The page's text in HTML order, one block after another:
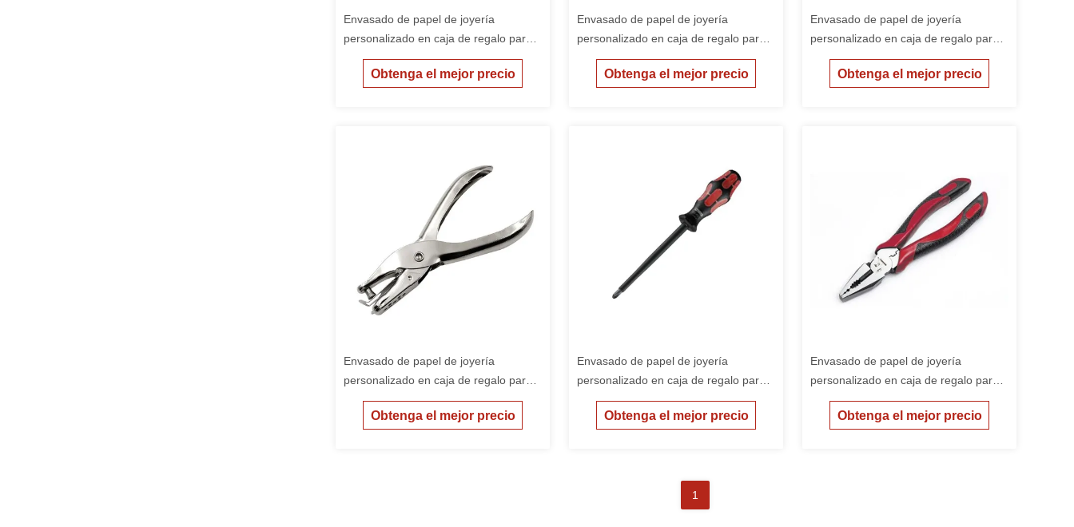
Envasado de papel de joyería
personalizado en caja de regalo para
niñas caja de embalaje barata
Obtenga el mejor precio
Envasado de papel de joyería
personalizado en caja de regalo para
niñas caja de embalaje barata
Obtenga el mejor precio
Envasado de papel de joyería
personalizado en caja de regalo para
niñas caja de embalaje barata
Obtenga el mejor precio
Envasado de papel de joyería
personalizado en caja de regalo para
niñas caja de embalaje barata
Obtenga el mejor precio
Envasado de papel de joyería
personalizado en caja de regalo para
niñas caja de embalaje barata
Obtenga el mejor precio
Envasado de papel de joyería
personalizado en caja de regalo para
niñas caja de embalaje barata
Obtenga el mejor precio
1